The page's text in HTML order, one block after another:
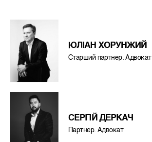
ЮЛІАН ХОРУНЖИЙ
Старший партнер. Адвокат
СЕРГІЙ ДЕРКАЧ
Партнер. Адвокат